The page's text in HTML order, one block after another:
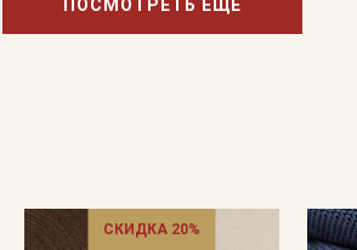
ПОСМОТРЕТЬ ЕЩЕ
СКИДКА 20%